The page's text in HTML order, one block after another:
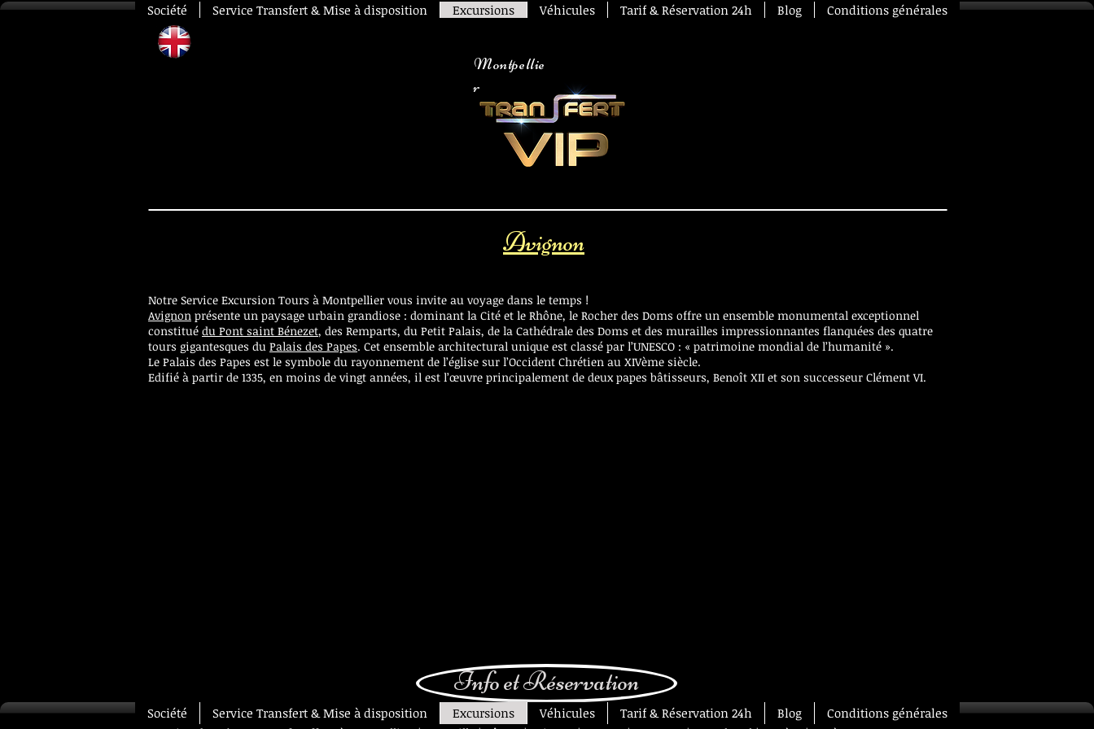
Société Service Transfert & Mise à disposition Excursions Véhicules Tarif & Réservation 24h Blog Conditions générales
Montpellie
r
Avignon
Notre Service Excursion Tours à Montpellier vous invite au voyage dans le temps !
Avignon présente un paysage urbain grandiose : dominant la Cité et le Rhône, le Rocher des Doms offre un ensemble monumental exceptionnel
constitué du Pont saint Bénezet, des Remparts, du Petit Palais, de la Cathédrale des Doms et des murailles impressionnantes flanquées des quatre
tours gigantesques du Palais des Papes. Cet ensemble architectural unique est classé par l’UNESCO : « patrimoine mondial de l’humanité ».
​Le Palais des Papes est le symbole du rayonnement de l’église sur l’Occident Chrétien au XIVème siècle.
Edifié à partir de 1335, en moins de vingt années, il est l’œuvre principalement de deux papes bâtisseurs, Benoît XII et son successeur Clément VI.
Info et Réservation
Société Service Transfert & Mise à disposition Excursions Véhicules Tarif & Réservation 24h Blog Conditions générales